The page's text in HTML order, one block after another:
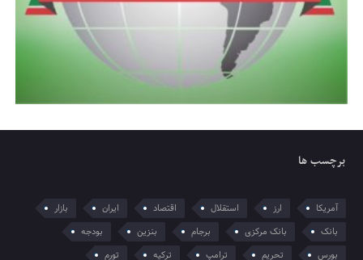
برچسب ها
آمریکا ارز استقلال اقتصاد ایران
بازار
بانک
بانک مرکزی برجام بنزین
بودجه
بورس
تحریم ترامپ ترکیه تورم